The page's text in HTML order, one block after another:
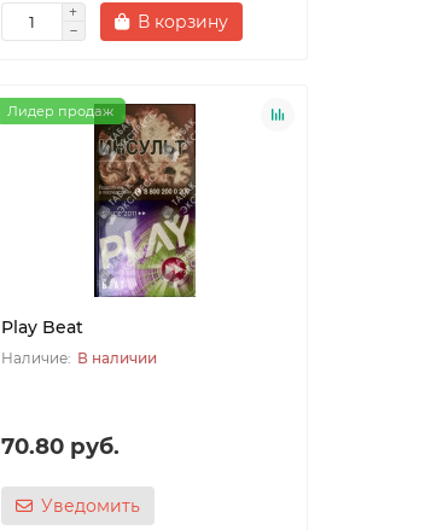
В корзину
Лидер продаж
Play Beat
В наличии
70.80 руб.
Уведомить